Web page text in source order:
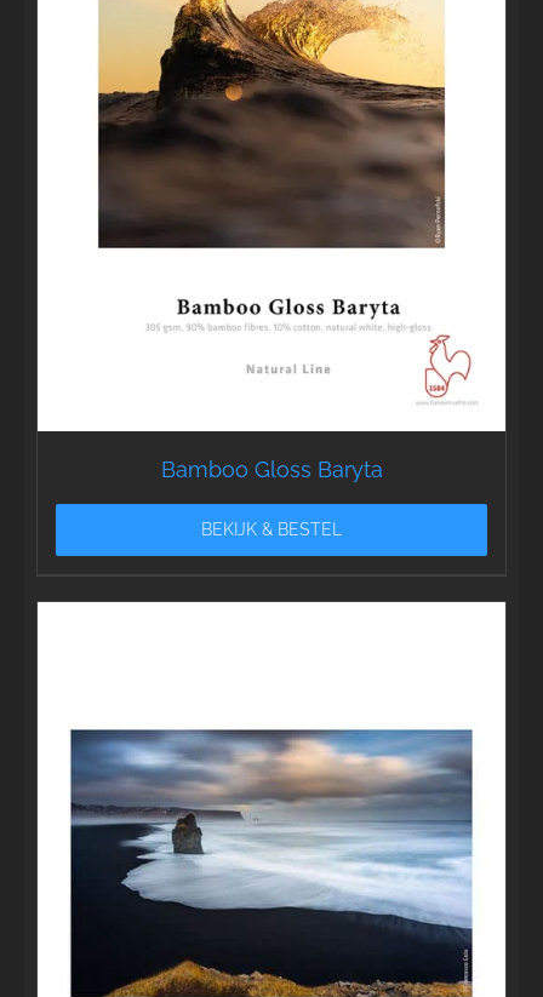
Bamboo Gloss Baryta
BEKIJK & BESTEL